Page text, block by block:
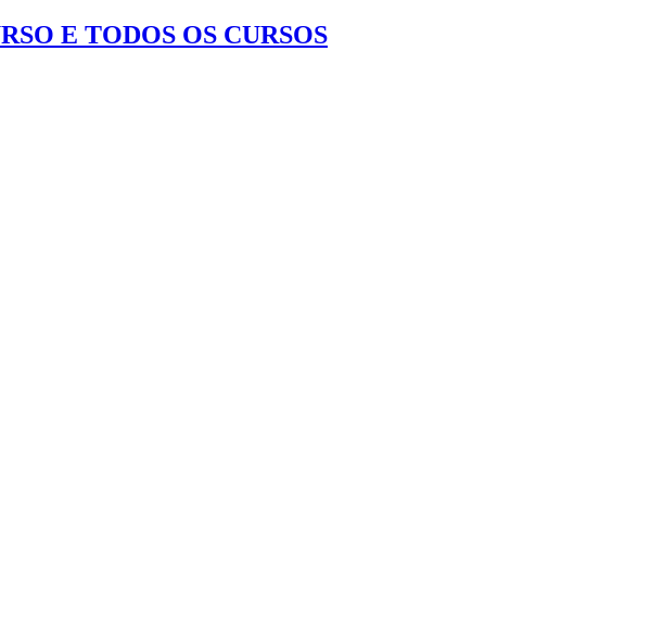
E TODOS OS CURSOS